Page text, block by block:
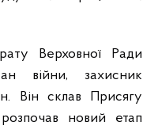
Верховної Ради
війни, захисник
Він склав Присягу
новий етап